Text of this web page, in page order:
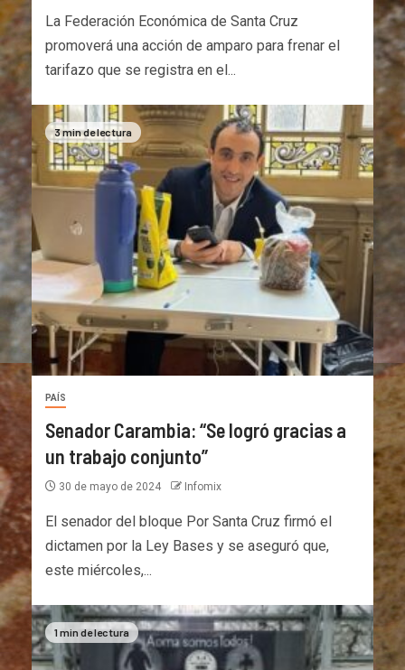
La Federación Económica de Santa Cruz
promoverá una acción de amparo para frenar el
tarifazo que se registra en el...
3 min de lectura
PAÍS
Senador Carambia: “Se logró gracias a
un trabajo conjunto”
30 de mayo de 2024 Infomix
El senador del bloque Por Santa Cruz firmó el
dictamen por la Ley Bases y se aseguró que,
este miércoles,...
1 min de lectura